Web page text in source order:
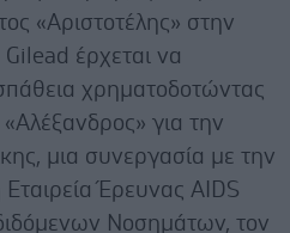
«Αριστοτέλης» στην
έρχεται να
χρηματοδοτώντας
για την
μια συνεργασία με την
Εταιρεία Έρευνας AIDS
Νοσημάτων, τον